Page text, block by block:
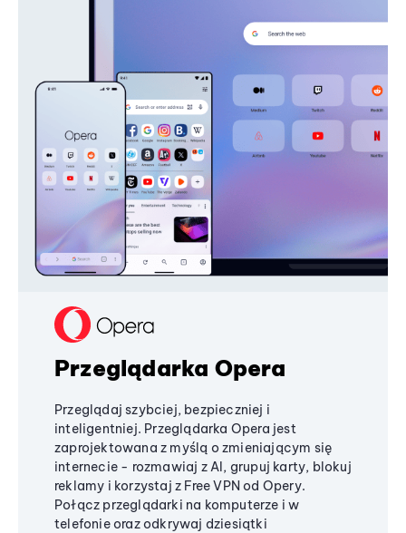
Przeglądarka Opera
Przeglądaj szybciej, bezpieczniej i
inteligentniej. Przeglądarka Opera jest
zaprojektowana z myślą o zmieniającym się
internecie - rozmawiaj z AI, grupuj karty, blokuj
reklamy i korzystaj z Free VPN od Opery.
Połącz przeglądarki na komputerze i w
telefonie oraz odkrywaj dziesiątki